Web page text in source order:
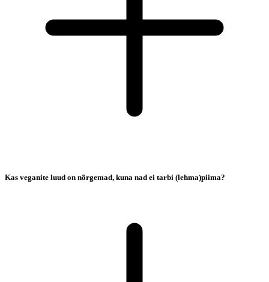
Kas veganite luud on nõrgemad, kuna nad ei tarbi (lehma)piima?